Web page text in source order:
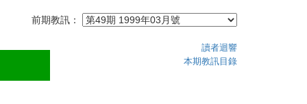
前期教訊：
讀者迴響
本期教訊目錄